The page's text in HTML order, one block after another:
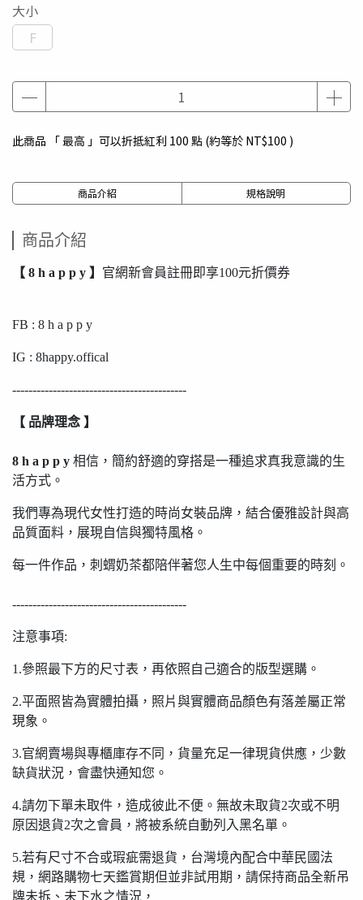
大小
F
此商品 「 最高 」可以折抵紅利 100 點 (約等於 NT$100 )
商品介紹 規格說明
商品介紹
【 8 h a p p y 】 官網新會員註冊即享100元折價券
FB : 8 h a p p y
IG : 8happy.offical
-------------------------------------------
【 品牌理念 】
8 h a p p y 相信，簡約舒適的穿搭是一種追求真我意識的生
活方式。
我們專為現代女性打造的時尚女裝品牌，結合優雅設計與高
品質面料，展現自信與獨特風格。
每一件作品，刺蝟奶茶都陪伴著您人生中每個重要的時刻。
-------------------------------------------
注意事項:
1.參照最下方的尺寸表，再依照自己適合的版型選購。
2.平面照皆為實體拍攝，照片與實體商品顏色有落差屬正常
現象。
3.官網賣場與專櫃庫存不同，貨量充足一律現貨供應，少數
缺貨狀況，會盡快通知您。
4.請勿下單未取件，造成彼此不便。無故未取貨2次或不明
原因退貨2次之會員，將被系統自動列入黑名單。
5.若有尺寸不合或瑕疵需退貨，台灣境內配合中華民國法
規，網路購物七天鑑賞期但並非試用期，請保持商品全新吊
牌未拆、未下水之情況，